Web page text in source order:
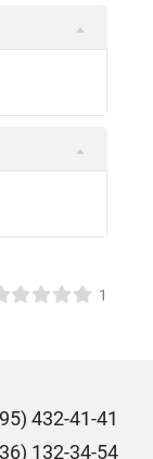
1
432-41-41
132-34-54